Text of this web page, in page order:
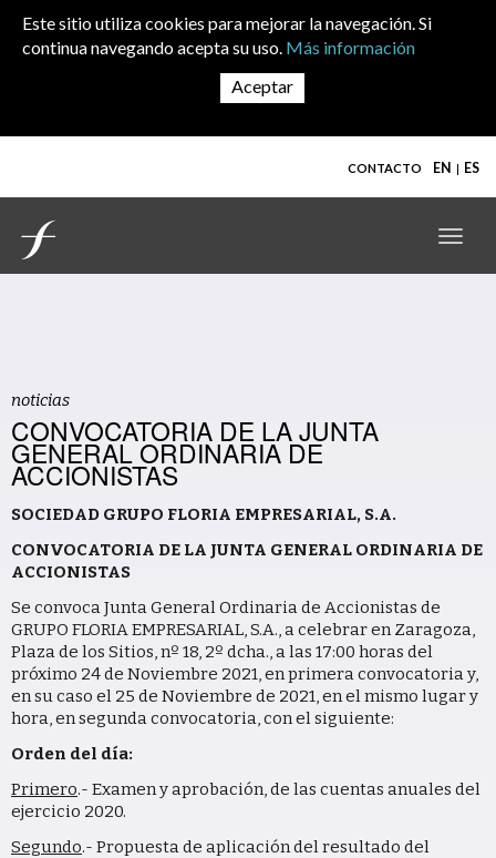
Este sitio utiliza cookies para mejorar la navegación. Si
continua navegando acepta su uso. Más información
EN ES
CONTACTO
noticias
CONVOCATORIA DE LA JUNTA
GENERAL ORDINARIA DE
ACCIONISTAS
SOCIEDAD GRUPO FLORIA EMPRESARIAL, S.A.
CONVOCATORIA DE LA JUNTA GENERAL ORDINARIA DE
ACCIONISTAS
Se convoca Junta General Ordinaria de Accionistas de
GRUPO FLORIA EMPRESARIAL, S.A., a celebrar en Zaragoza,
Plaza de los Sitios, nº 18, 2º dcha., a las 17:00 horas del
próximo 24 de Noviembre 2021, en primera convocatoria y,
en su caso el 25 de Noviembre de 2021, en el mismo lugar y
hora, en segunda convocatoria, con el siguiente:
Orden del día:
Primero.- Examen y aprobación, de las cuentas anuales del
ejercicio 2020.
Segundo.- Propuesta de aplicación del resultado del